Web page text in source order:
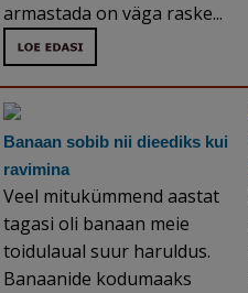
armastada on väga raske...
Banaan sobib nii dieediks kui
ravimina
Veel mitukümmend aastat
tagasi oli banaan meie
toidulaual suur haruldus.
Banaanide kodumaaks